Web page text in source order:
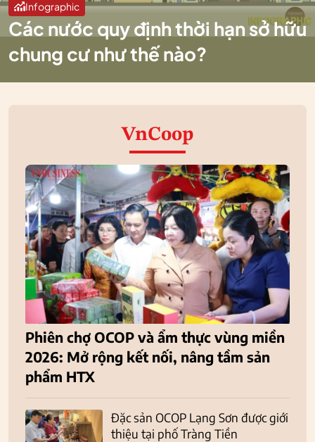
Infographic
Các nước quy định thời hạn sở hữu
chung cư như thế nào?
VnCoop
Phiên chợ OCOP và ẩm thực vùng miền
2026: Mở rộng kết nối, nâng tầm sản
phẩm HTX
Đặc sản OCOP Lạng Sơn được giới
thiệu tại phố Tràng Tiền